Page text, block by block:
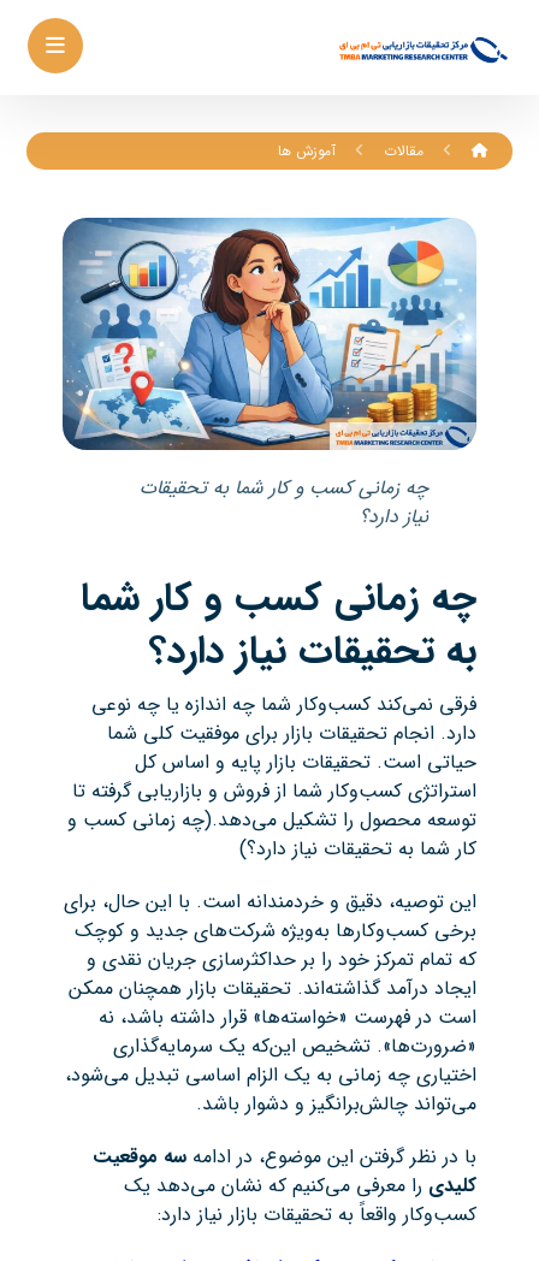
مقالات آموزش ها
چه زمانی کسب و کار شما به تحقیقات
نیاز دارد؟
چه زمانی کسب و کار شما
به تحقیقات نیاز دارد؟
فرقی نمی‌کند کسب‌وکار شما چه اندازه یا چه نوعی
دارد. انجام تحقیقات بازار برای موفقیت کلی شما
حیاتی است. تحقیقات بازار پایه و اساس کل
استراتژی کسب‌وکار شما از فروش و بازاریابی گرفته تا
توسعه محصول را تشکیل می‌دهد.(چه زمانی کسب و
کار شما به تحقیقات نیاز دارد؟)
این توصیه، دقیق و خردمندانه است. با این حال، برای
برخی کسب‌وکارها به‌ویژه شرکت‌های جدید و کوچک
که تمام تمرکز خود را بر حداکثرسازی جریان نقدی و
ایجاد درآمد گذاشته‌اند. تحقیقات بازار همچنان ممکن
است در فهرست «خواسته‌ها» قرار داشته باشد، نه
«ضرورت‌ها». تشخیص این‌که یک سرمایه‌گذاری
اختیاری چه زمانی به یک الزام اساسی تبدیل می‌شود،
می‌تواند چالش‌برانگیز و دشوار باشد.
با در نظر گرفتن این موضوع، در ادامهسه موقعیت
کلیدی را معرفی می‌کنیم که نشان می‌دهد یک
کسب‌وکار واقعاً به تحقیقات بازار نیاز دارد: